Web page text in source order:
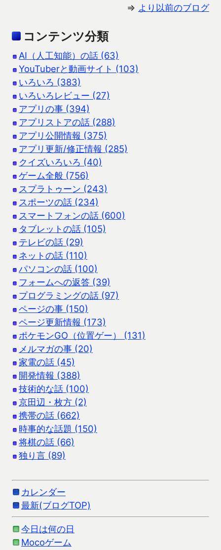
⇒ より以前のブログ
コンテンツ分類
AI（人工知能）の話 (63)
YouTuberと動画サイト (103)
いろいろ (383)
いろいろレビュー (27)
アプリの事 (394)
アプリストアの話 (288)
アプリ公開情報 (375)
アプリ更新/修正情報 (285)
クイズいろいろ (40)
ゲーム全般 (756)
スプラトゥーン (243)
スポーツの話 (234)
スマートフォンの話 (600)
タブレットの話 (105)
テレビの話 (29)
ネットの話 (110)
パソコンの話 (100)
フォームへの返答 (39)
プログラミングの話 (97)
ページの事 (150)
ページ更新情報 (173)
ポケモンGO（位置ゲー） (131)
メルマガの事 (20)
家電の話 (45)
開発情報 (388)
技術的な話 (100)
京田辺・枚方 (2)
携帯の話 (662)
時事的な話題 (150)
将棋の話 (66)
独り言 (89)
カレンダー
最新(ブログTOP)
今日は何の日
Mocoゲーム